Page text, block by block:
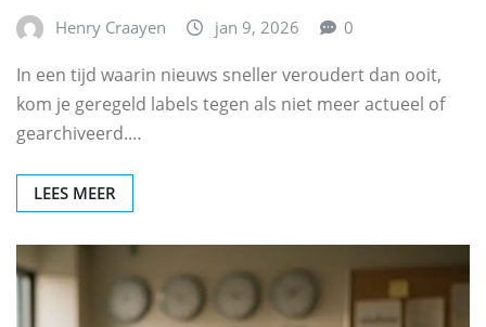
Henry Craayen jan 9, 2026 0
In een tijd waarin nieuws sneller veroudert dan ooit,
kom je geregeld labels tegen als niet meer actueel of
gearchiveerd.…
LEES MEER